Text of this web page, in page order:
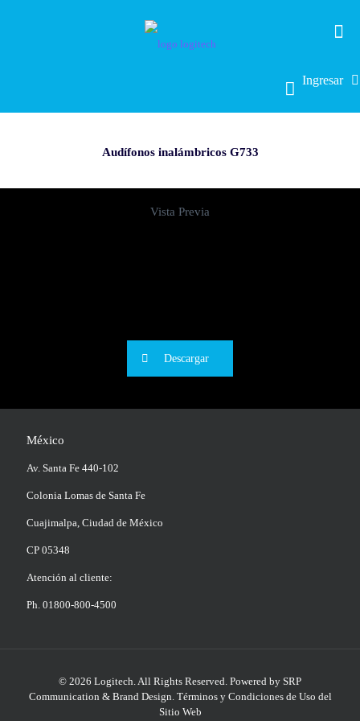
Ingresar
Audífonos inalámbricos G733
Vista Previa
Descargar
México
Av. Santa Fe 440-102
Colonia Lomas de Santa Fe
Cuajimalpa, Ciudad de México
CP 05348
Atención al cliente:
Ph. 01800-800-4500
© 2026 Logitech. All Rights Reserved. Powered by SRP
Communication & Brand Design. Términos y Condiciones de Uso del
Sitio Web